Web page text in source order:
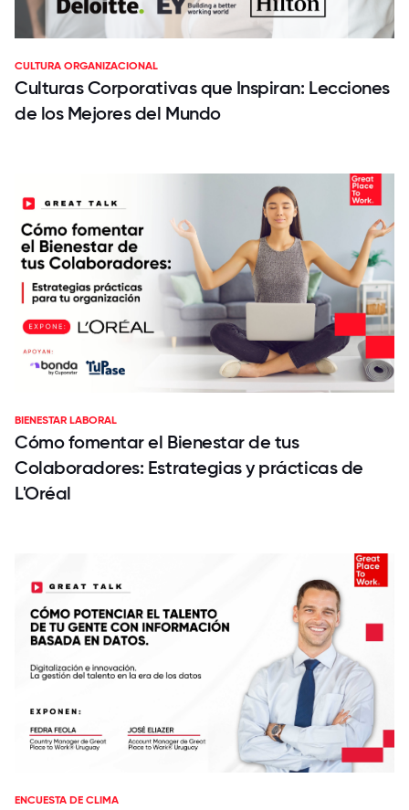
CULTURA ORGANIZACIONAL
Culturas Corporativas que Inspiran: Lecciones
de los Mejores del Mundo
BIENESTAR LABORAL
Cómo fomentar el Bienestar de tus
Colaboradores: Estrategias y prácticas de
L'Oréal
ENCUESTA DE CLIMA